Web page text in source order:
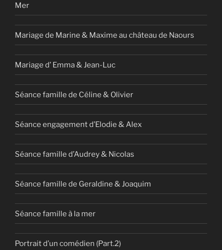
Mer
Mariage de Marine & Maxime au château de Naours
Mariage d’ Emma & Jean-Luc
Séance famille de Céline & Olivier
Séance engagement d’Elodie & Alex
Séance famille d’Audrey & Nicolas
Séance famille de Geraldine & Joaquim
Séance famille à la mer
Portrait d’un comédien (Part.2)